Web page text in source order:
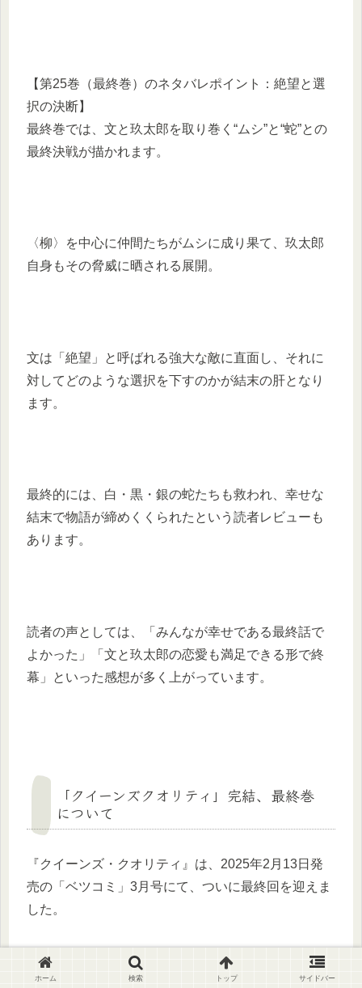
【第25巻（最終巻）のネタバレポイント：絶望と選
択の決断】
最終巻では、文と玖太郎を取り巻く“ムシ”と“蛇”との
最終決戦が描かれます。
〈柳〉を中心に仲間たちがムシに成り果て、玖太郎
自身もその脅威に晒される展開。
文は「絶望」と呼ばれる強大な敵に直面し、それに
対してどのような選択を下すのかが結末の肝となり
ます。
最終的には、白・黒・銀の蛇たちも救われ、幸せな
結末で物語が締めくくられたという読者レビューも
あります。
読者の声としては、「みんなが幸せである最終話で
よかった」「文と玖太郎の恋愛も満足できる形で終
幕」といった感想が多く上がっています。
「クイーンズクオリティ」完結、最終巻
について
『クイーンズ・クオリティ』は、2025年2月13日発
売の「ベツコミ」3月号にて、ついに最終回を迎えま
した。
ホーム 検索 トップ サイドバー